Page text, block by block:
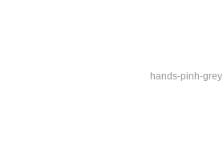
hands-pinh-grey